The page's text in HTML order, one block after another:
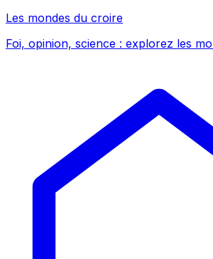
Les mondes du croire
Foi, opinion, science : explorez les